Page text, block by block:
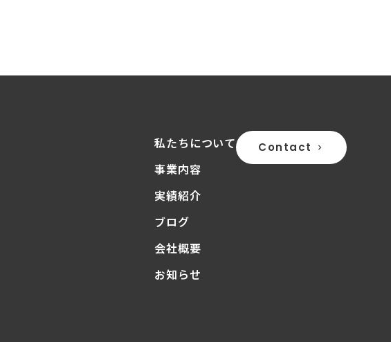
私たちについて
事業内容
実績紹介
ブログ
会社概要
お知らせ
Contact keyboard_arrow_right